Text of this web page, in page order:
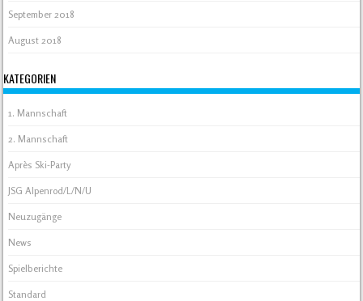
September 2018
August 2018
KATEGORIEN
1. Mannschaft
2. Mannschaft
Après Ski-Party
JSG Alpenrod/L/N/U
Neuzugänge
News
Spielberichte
Standard